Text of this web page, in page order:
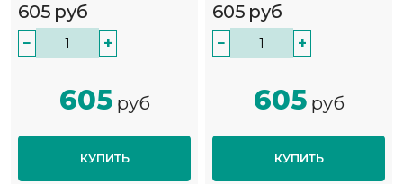
605 руб
− +
605руб
КУПИТЬ
605 руб
− +
605руб
КУПИТЬ